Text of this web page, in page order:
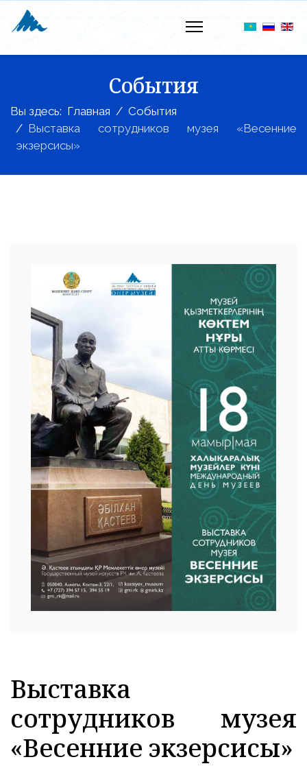
События
Вы здесь: Главная
События
Выставка сотрудников музея «Весенние
экзерсисы»
Выставка
сотрудников музея
«Весенние экзерсисы»